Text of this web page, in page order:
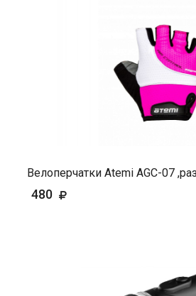
Велоперчатки Atemi AGC-07
480